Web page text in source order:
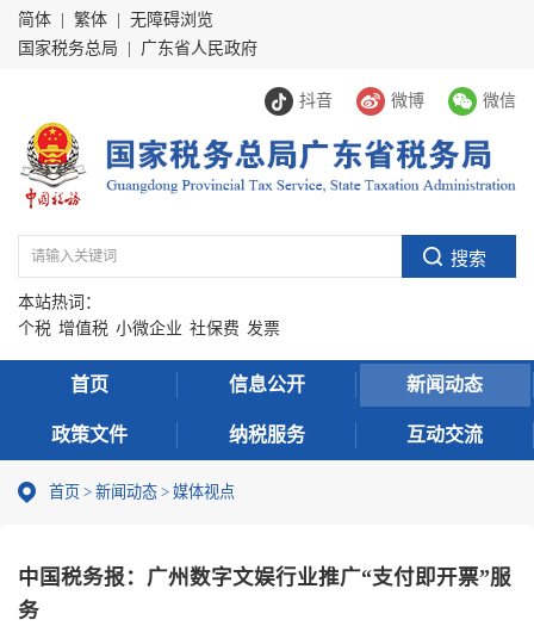
简体 繁体
无障碍浏览
国家税务总局
广东省人民政府
抖音 微博 微信
本站热词：
个税 增值税 小微企业 社保费 发票
首页 信息公开 新闻动态
政策文件 纳税服务 互动交流
首页 > 新闻动态 > 媒体视点
中国税务报：广州数字文娱行业推广“支付即开票”服
务